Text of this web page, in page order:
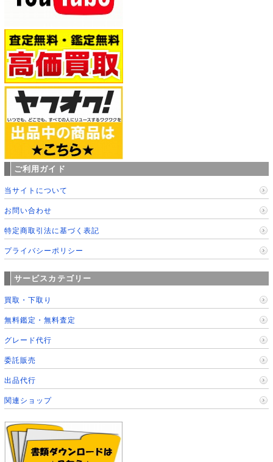
ご利用ガイド
当サイトについて
お問い合わせ
特定商取引法に基づく表記
プライバシーポリシー
サービスカテゴリー
買取・下取り
無料鑑定・無料査定
グレード代行
委託販売
出品代行
関連ショップ